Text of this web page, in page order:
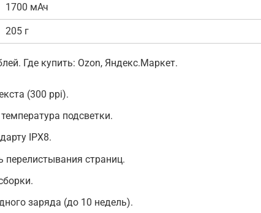
1700 мАч
205 г
Где купить: Ozon, Яндекс.Маркет.
(300 ppi).
подсветки.
IPX8.
перелистывания страниц.
заряда (до 10 недель).